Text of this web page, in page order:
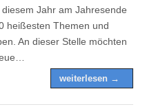
Jahr am Jahresende
heißesten Themen und
An dieser Stelle möchten
weiterlesen →